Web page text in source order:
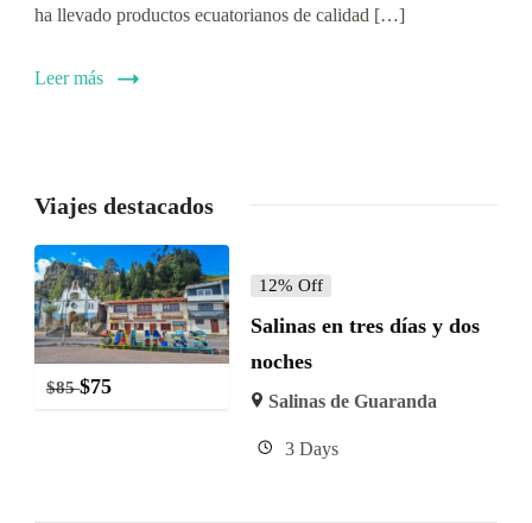
ha llevado productos ecuatorianos de calidad […]
Leer más
Viajes destacados
$85 $75
12% Off
Salinas en tres días y dos
noches
Salinas de Guaranda
3 Days